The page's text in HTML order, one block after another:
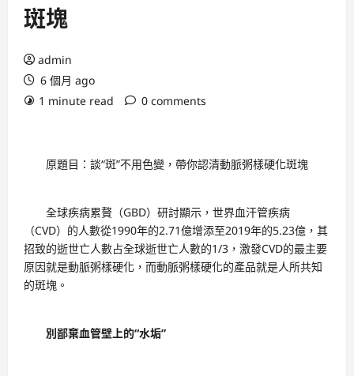
斑塊
admin
6 個月 ago
1 minute read
0 comments
原題目：談“斑”不用色變，帶你認清動脈粥樣硬化斑塊
全球疾病累贅（GBD）研討顯示，世界血汗管疾病
（CVD）的人數從1990年的2.71億增添至2019年的5.23億，其
招致的逝世亡人數占全球逝世亡人數的1/3，激發CVD的最主要
原因就是動脈粥樣硬化，而動脈粥樣硬化的產品就是人所共知
的斑塊。
別鄙棄血管壁上的“水垢”